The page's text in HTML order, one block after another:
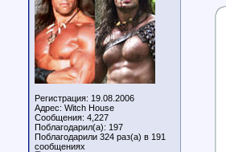
Регистрация: 19.08.2006
Адрес: Witch House
Сообщения: 4,227
Поблагодарил(а): 197
Поблагодарили 324 раз(а) в 191
сообщениях